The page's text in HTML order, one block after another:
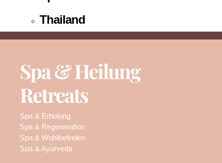
Thailand
Spa & Heilung
Retreats
Spa & Erholung
Spa & Regeneration
Spa & Wohlbefinden
Spa & Ayurveda